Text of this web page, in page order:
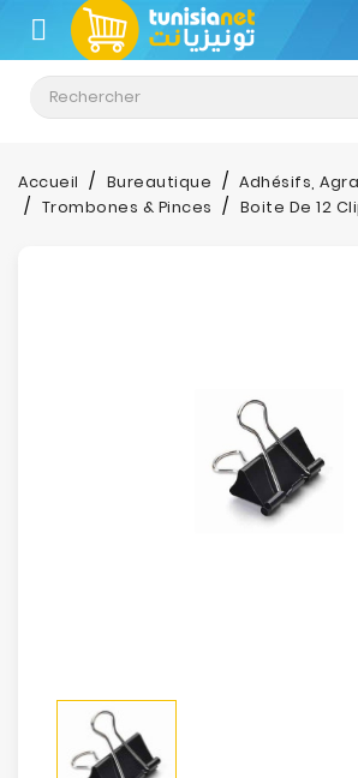
CATÉGORIE
Climatisation
Informatique
Sécurité
Accueil Bureautique
Adhésifs,
Trombones & Pinces
Boite De 12